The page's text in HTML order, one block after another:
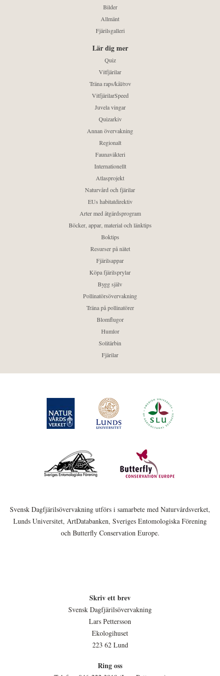
Bilder
Allmänt
Fjärilsgalleri
Lär dig mer
Quiz
Vitfjärilar
Träna raps/kål/rov
VitfjärilarSpeed
Juvela vingar
Quizarkiv
Annan övervakning
Regionalt
Faunaväkteri
Internationellt
Atlasprojekt
Naturvård och fjärilar
EUs habitatdirektiv
Arter med åtgärdsprogram
Böcker, appar, material och länktips
Boktips
Resurser på nätet
Fjärilsappar
Köpa fjärilsprylar
Bygg själv
Pollinatörsövervakning
Träna på pollinatörer
Blomflugor
Humlor
Solitärbin
Fjärilar
Svensk Dagfjärilsövervakning utförs i samarbete med Naturvårdsverket,
Lunds Universitet, ArtDatabanken, Sveriges Entomologiska Förening
och Butterfly Conservation Europe.
Skriv ett brev
Svensk Dagfjärilsövervakning
Lars Pettersson
Ekologihuset
223 62 Lund
Ring oss